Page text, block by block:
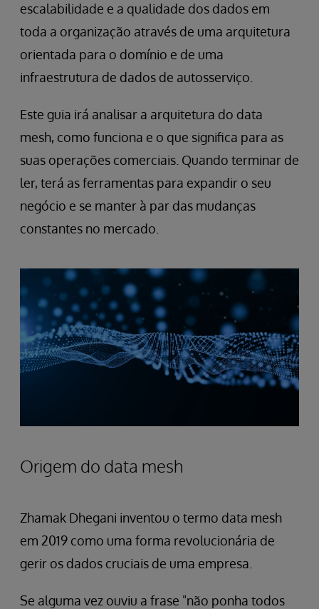
escalabilidade e a qualidade dos dados em
toda a organização através de uma arquitetura
orientada para o domínio e de uma
infraestrutura de dados de autosserviço.
Este guia irá analisar a arquitetura do data
mesh, como funciona e o que significa para as
suas operações comerciais. Quando terminar de
ler, terá as ferramentas para expandir o seu
negócio e se manter à par das mudanças
constantes no mercado.
Origem do data mesh
Zhamak Dhegani inventou o termo data mesh
em 2019 como uma forma revolucionária de
gerir os dados cruciais de uma empresa.
Se alguma vez ouviu a frase "não ponha todos